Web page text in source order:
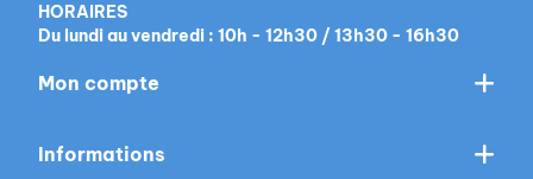
HORAIRES
Du lundi au vendredi : 10h - 12h30 / 13h30 - 16h30
Mon compte
Informations